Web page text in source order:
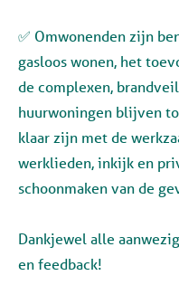
✅ Omwonenden zijn
gasloos wonen, het
de complexen,
huurwoningen blijven
klaar zijn met de
werklieden, inkijk en
schoonmaken van de
Dankjewel alle
en feedback!